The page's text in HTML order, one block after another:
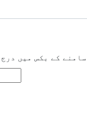
کے بکس میں